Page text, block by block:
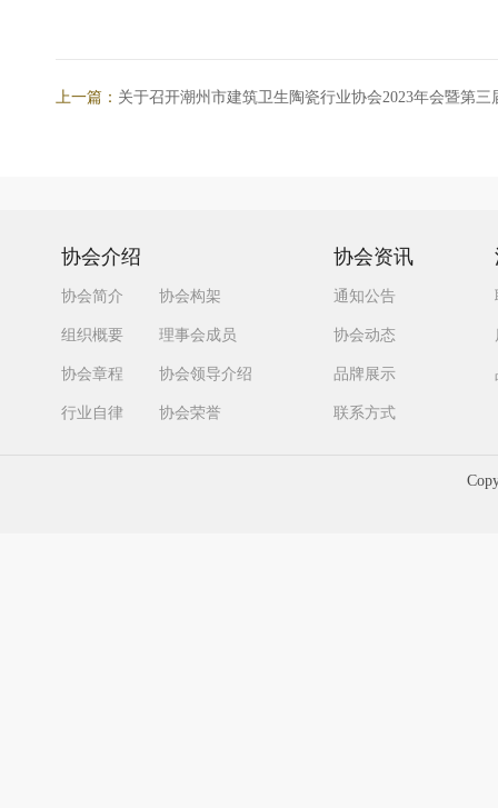
上一篇： 关于召开潮州市建筑卫生陶瓷行业协会2023年会暨第三
协会介绍
协会简介 协会构架
组织概要 理事会成员
协会章程 协会领导介绍
行业自律 协会荣誉
协会资讯
通知公告
协会动态
品牌展示
联系方式